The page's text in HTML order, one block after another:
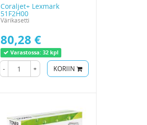
Coraljet+ Lexmark
51F2H00
Värikasetti
80,28 €
Varastossa: 32 kpl
- + KORIIN